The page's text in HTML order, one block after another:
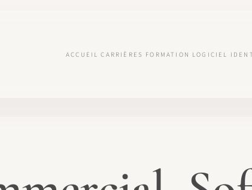
ACCUEIL CARRIÈRES FORMATION LOGICIEL